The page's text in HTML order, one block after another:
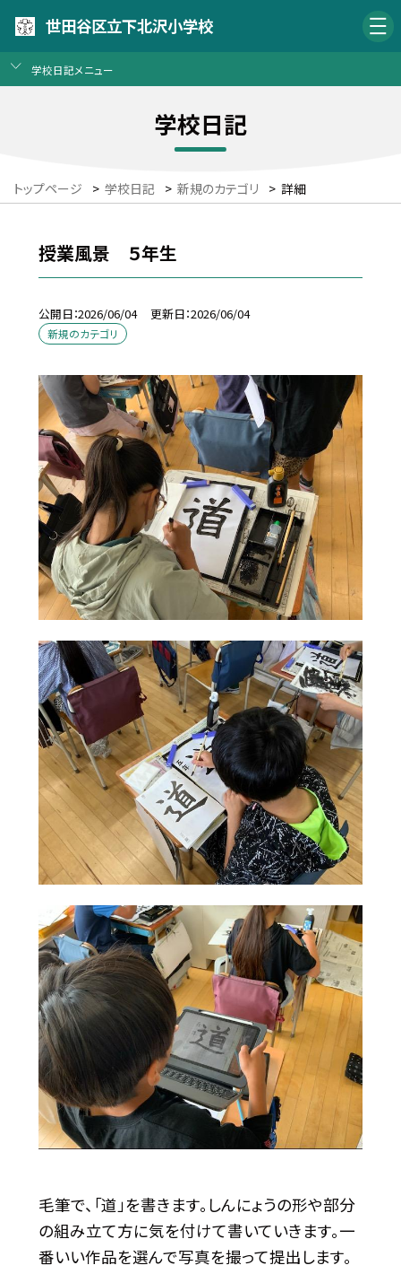
世田谷区立下北沢小学校
学校日記メニュー
学校日記
トップページ > 学校日記 > 新規のカテゴリ > 詳細
授業風景 ５年生
公開日 2026/06/04 更新日 2026/06/04
新規のカテゴリ
毛筆で、「道」を書きます。しんにょうの形や部分
の組み立て方に気を付けて書いていきます。一
番いい作品を選んで写真を撮って提出します。